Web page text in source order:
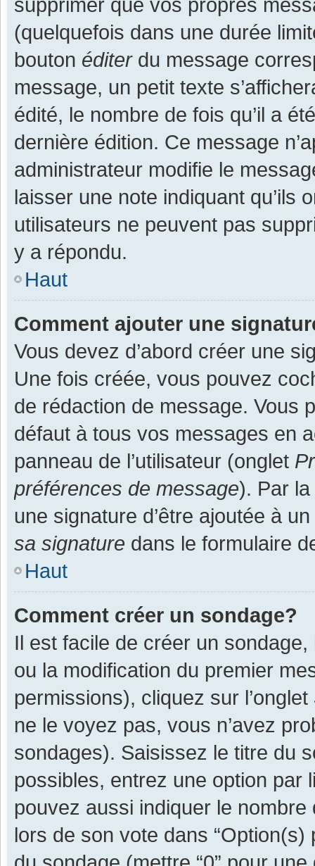
(quelquefois dans une durée
bouton éditerdu message
message, un petit texte
édité, le nombre de fois qu’il a
dernière édition. Ce message
administrateur modifie le
laisser une note indiquant qu’ils
utilisateurs ne peuvent pas
y a répondu.
Haut
Comment ajouter une
Vous devez d’abord créer une
Une fois créée, vous pouvez
de rédaction de message. Vous
défaut à tous vos messages en
panneau de l’utilisateur (onglet
préférences de message). Par
une signature d’être ajoutée à
sa signature dans le formulaire
Haut
Comment créer un sondage?
Il est facile de créer un
ou la modification du premier
permissions), cliquez sur l’onglet
ne le voyez pas, vous n’avez
sondages). Saisissez le titre du
possibles, entrez une option par
pouvez aussi indiquer le
lors de son vote dans “Option(s)